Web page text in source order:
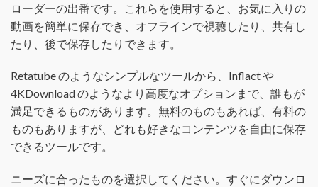
ローダーの出番です。これらを使用すると、お気に入りの
動画を簡単に保存でき、オフラインで視聴したり、共有し
たり、後で保存したりできます。
Retatube のようなシンプルなツールから、Inflact や
4KDownload のようなより高度なオプションまで、誰もが
満足できるものがあります。無料のものもあれば、有料の
ものもありますが、どれも好きなコンテンツを自由に保存
できるツールです。
ニーズに合ったものを選択してください。すぐにダウンロ